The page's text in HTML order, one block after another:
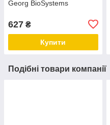
Georg BioSystems
627 ₴
Купити
Подібні товари компанії